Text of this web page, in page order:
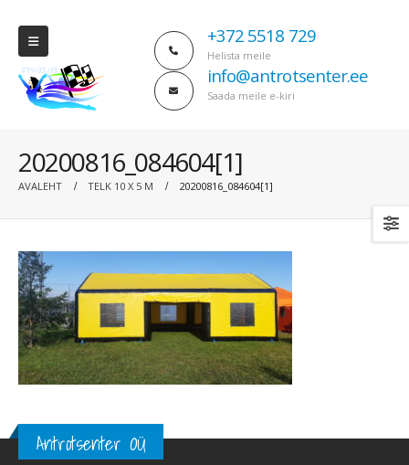
+372 5518 729
Helista meile
info@antrotsenter.ee
Saada meile e-kiri
20200816_084604[1]
AVALEHT TELK 10 X 5 M 20200816_084604[1]
Antrotsenter OÜ